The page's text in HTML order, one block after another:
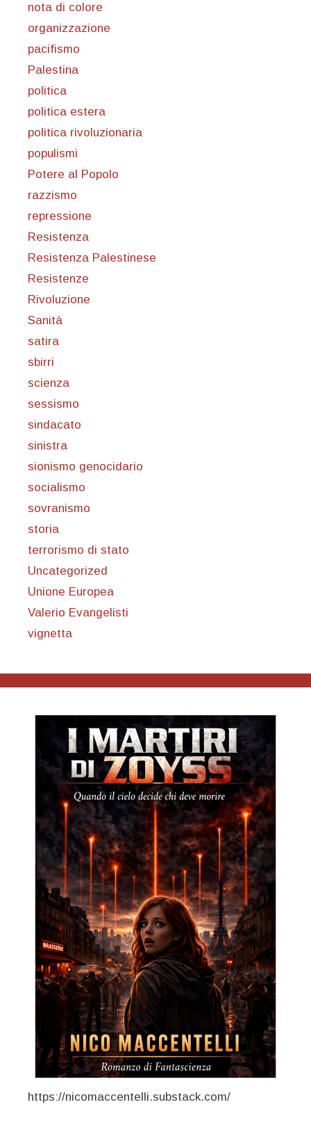
nota di colore
organizzazione
pacifismo
Palestina
politica
politica estera
politica rivoluzionaria
populismi
Potere al Popolo
razzismo
repressione
Resistenza
Resistenza Palestinese
Resistenze
Rivoluzione
Sanità
satira
sbirri
scienza
sessismo
sindacato
sinistra
sionismo genocidario
socialismo
sovranismo
storia
terrorismo di stato
Uncategorized
Unione Europea
Valerio Evangelisti
vignetta
https://nicomaccentelli.substack.com/